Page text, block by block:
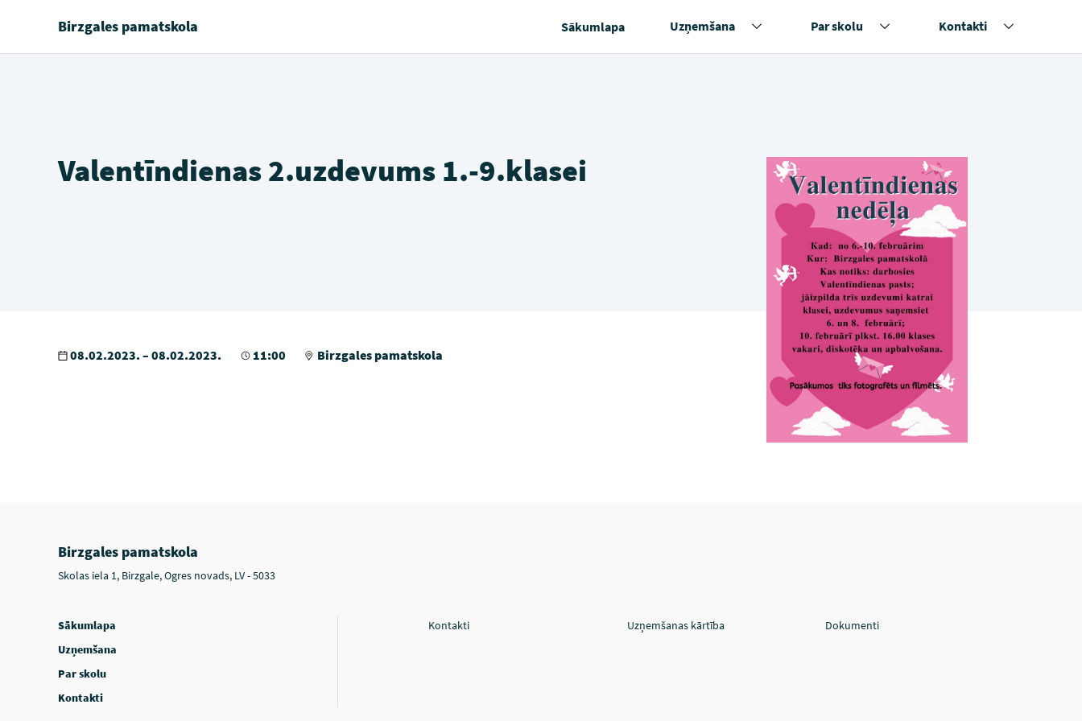
Birzgales pamatskola Sākumlapa Uzņemšana Par skolu Kontakti
Valentīndienas 2.uzdevums 1.-9.klasei
08.02.2023. – 08.02.2023. 11:00 Birzgales pamatskola
Birzgales pamatskola
Skolas iela 1, Birzgale, Ogres novads, LV - 5033
Sākumlapa
Uzņemšana
Par skolu
Kontakti
Kontakti Uzņemšanas kārtība Dokumenti